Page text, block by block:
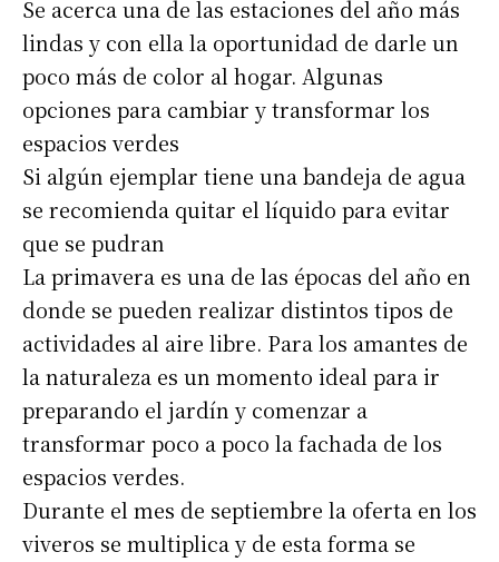
Se acerca una de las estaciones del año más
lindas y con ella la oportunidad de darle un
poco más de color al hogar. Algunas
opciones para cambiar y transformar los
espacios verdes
Si algún ejemplar tiene una bandeja de agua
se recomienda quitar el líquido para evitar
que se pudran
La primavera es una de las épocas del año en
donde se pueden realizar distintos tipos de
actividades al aire libre. Para los amantes de
la naturaleza es un momento ideal para ir
preparando el jardín y comenzar a
transformar poco a poco la fachada de los
espacios verdes.
Durante el mes de septiembre la oferta en los
viveros se multiplica y de esta forma se